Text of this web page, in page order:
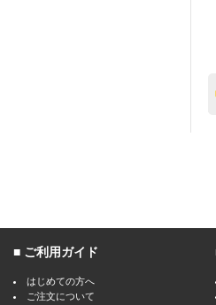
ご利用ガイド
はじめての方へ
ご注文について